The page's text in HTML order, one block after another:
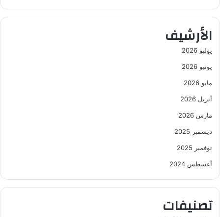
الأرشيف
يوليو 2026
يونيو 2026
مايو 2026
أبريل 2026
مارس 2026
ديسمبر 2025
نوفمبر 2025
أغسطس 2024
تصنيفات